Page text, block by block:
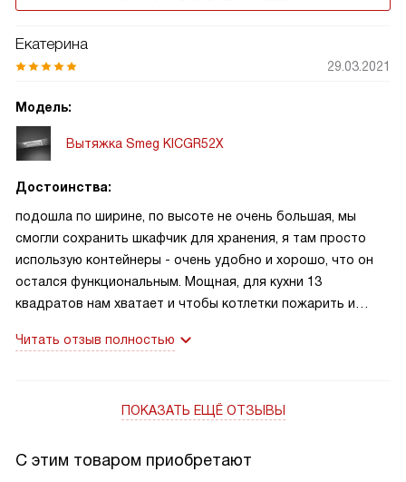
Екатерина
29.03.2021
Модель:
Вытяжка Smeg KICGR52X
Достоинства:
подошла по ширине, по высоте не очень большая, мы
смогли сохранить шкафчик для хранения, я там просто
использую контейнеры - очень удобно и хорошо, что он
остался функциональным. Мощная, для кухни 13
квадратов нам хватает и чтобы котлетки пожарить и
нахождения на кухне
Читать отзыв полностью
ПОКАЗАТЬ ЕЩЁ ОТЗЫВЫ
С этим товаром приобретают